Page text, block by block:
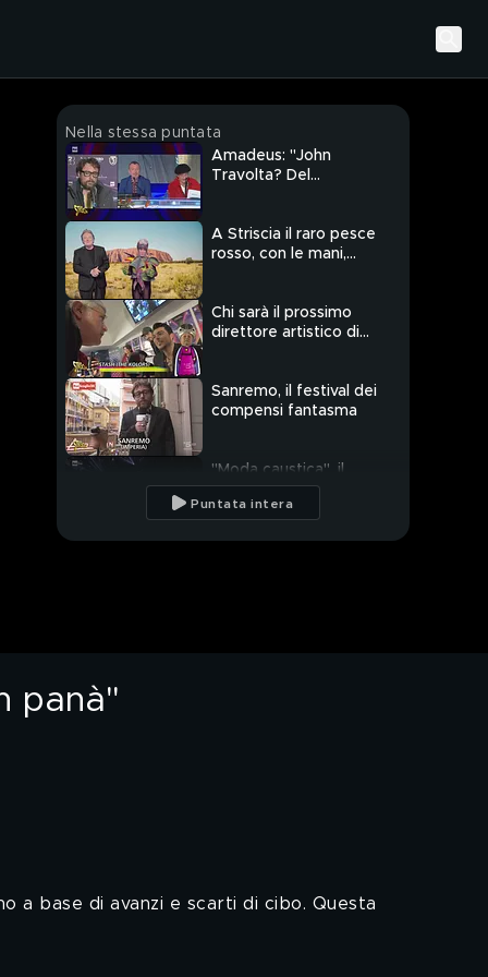
Nella stessa puntata
Amadeus: "John
Travolta? Del
detto no"
A Striscia il raro pesce
rosso, con le mani,
Chi sarà il prossimo
direttore artistico di
Sanremo, il festival dei
compensi fantasma
"Moda caustica", il
meglio del peggio di
Sanremo 2024
o non panà"
Puntata intera
panà"
a base di avanzi e scarti di cibo. Questa